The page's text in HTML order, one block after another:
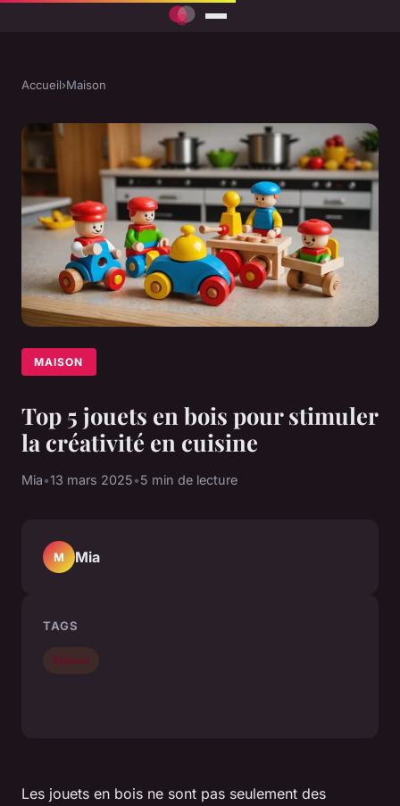
Accueil›Maison
MAISON
Top 5 jouets en bois pour stimuler
la créativité en cuisine
Mia•13 mars 2025•5 min de lecture
Les jouets en bois ne sont pas seulement des
M Mia
TAGS
Maison